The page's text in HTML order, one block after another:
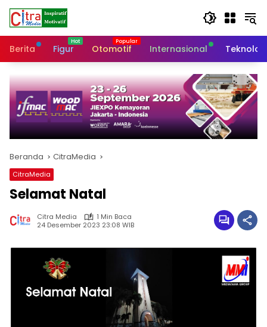
Langsung
konten
Berita
Figur Otomotif Internasional
Beranda CitraMedia
CitraMedia
Selamat Natal
Citra Media
1 Min Baca
24 Desember 2023 23:08 WIB